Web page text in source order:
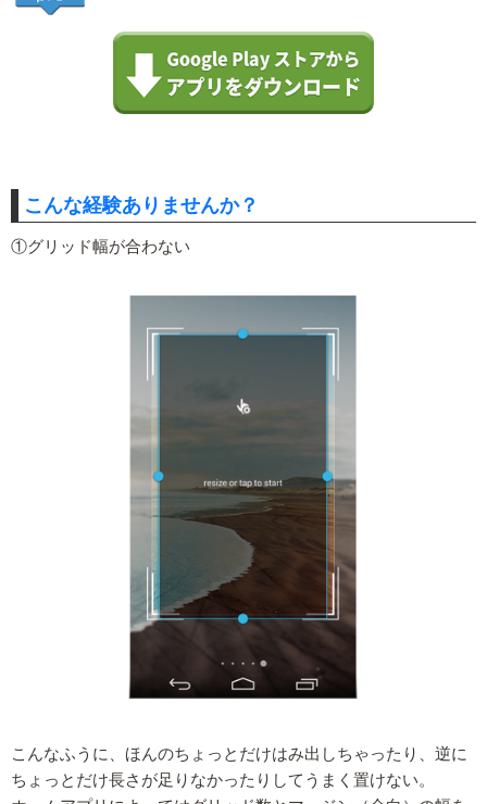
こんな経験ありませんか？
①グリッド幅が合わない
こんなふうに、ほんのちょっとだけはみ出しちゃったり、逆に
ちょっとだけ長さが足りなかったりしてうまく置けない。